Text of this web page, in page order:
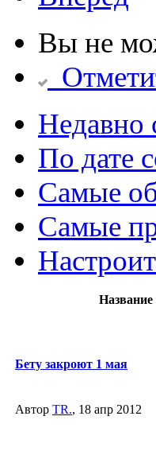
Вы не
Недавно
По дате
Самые
Самые
Бету закроют 1 мая
Автор TR., 18 апр 2012